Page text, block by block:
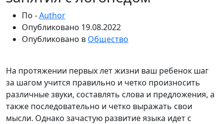
По -Author
Опубликовано 19.08.2022
Опубликовано в Общество
На протяжении первых лет жизни ваш ребенок шаг
за шагом учится правильно и четко произносить
различные звуки, составлять слова и предложения, а
также последовательно и четко выражать свои
мысли. Однако зачастую развитие языка идет с